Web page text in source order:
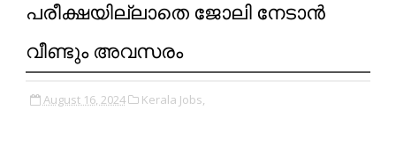
പരീക്ഷയില്ലാതെ ജോലി നേടാൻ
വീണ്ടും അവസരം
August 16, 2024 Kerala Jobs,